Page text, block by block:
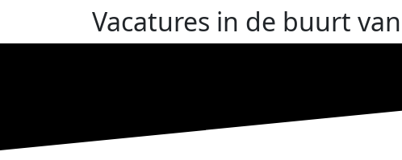
Vacatures in de buurt